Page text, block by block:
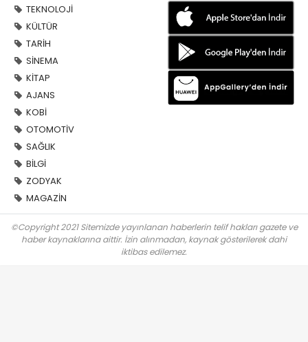
TEKNOLOJİ
KÜLTÜR
TARİH
SİNEMA
KİTAP
AJANS
KOBİ
OTOMOTİV
SAĞLIK
BİLGİ
ZODYAK
MAGAZİN
©Copyright 2021 Sitemizde yayınlanan haberlerin telif hakları gazete ve
haber kaynaklarına aittir. İzin alınmadan, kaynak gösterilerek dahi
iktibas edilemez.